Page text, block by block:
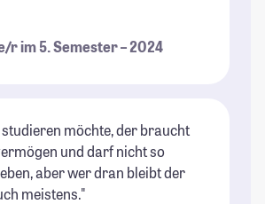
r im 5. Semester – 2024
möchte, der braucht
und darf nicht so
aber wer dran bleibt der
meistens."